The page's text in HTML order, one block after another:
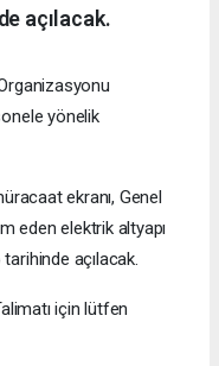
açılacak.
yönelik
ekranı, Genel
eden elektrik altyapı
tarihinde açılacak.
için lütfen